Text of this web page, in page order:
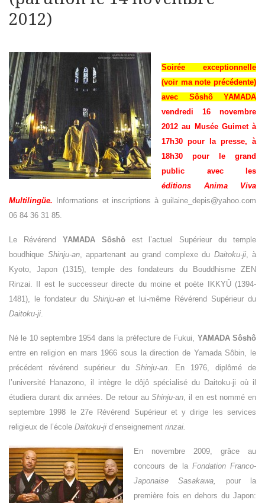
2012)
Soirée exceptionnelle
(voir ma note précédente)
avec Sôshô YAMADA
vendredi 16 novembre
2012 au Musée Guimet à
17h30 pour la presse, à
18h30 pour le grand
public avec les
éditions Anima Viva
Multilingüe. Informations et inscriptions à guilaine_depis@yahoo.com
06 84 36 31 85.
Le Révérend YAMADA Sôshôest l’actuel Supérieur du temple
boudhique Shinju-an, appartenant au grand complexe du Daitoku‐ji, à
Kyoto, Japon (1315), temple des fondateurs du Bouddhisme ZEN
Rinzai. Il est le successeur directe du moine et poète IKKYÛ (1394-
1481), le fondateur du Shinju-anet lui-même Révérend Supérieur du
Daitoku‐ji.
Né le 10 septembre 1954 dans la préfecture de Fukui, YAMADA Sôshô
entre en religion en mars 1966 sous la direction de Yamada Sôbin, le
précédent révérend supérieur du Shinju-an. En 1976, diplômé de
l’université Hanazono, il intègre le dôjô spécialisé du Daitoku-ji où il
étudiera durant dix années. De retour auShinju-an, il en est nommé en
septembre 1998 le 27e Révérend Supérieur et y dirige les services
religieux de l’école Daitoku-ji d’enseignement rinzai.
En novembre 2009, grâce au
concours de la Fondation Franco-
Japonaise Sasakawa,
pour la
première fois en dehors du Japon: